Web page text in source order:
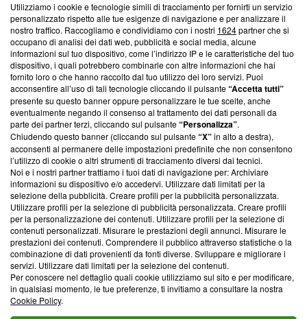
Questa sezione offre informazioni trasparenti su Blasting
News, sui nostri processi editoriali e su come ci impegniamo a
creare news di qualità. Inoltre, afferma la nostra aderenza a
‘Trust Project - News with Integrity’Blasting News non è
ancora membro del programma, ma ha richiesto di farne
parte; Trust Project non ha ancora effettuato una verifica di
conformità agli standard.
Su di noi
Team editoriale
Corporate
Redazione
Informativa Privacy
Cookie Policy
Blasting SA, IDI CHE-247.845.224, Via Carlo Frasca, 3 - 6900
Lugano (Svizzera) Tel:+39 0690258937
© 2026 Blasting News
Utilizziamo i cookie e tecnologie simili di tracciamento per fornirti un servizio
personalizzato rispetto alle tue esigenze di navigazione e per analizzare il
nostro traffico. Raccogliamo e condividiamo con i nostri 1624partner che si
occupano di analisi dei dati web, pubblicità e social media, alcune
informazioni sul tuo dispositivo, come l’indirizzo IP e le caratteristiche del tuo
dispositivo, i quali potrebbero combinarle con altre informazioni che hai
fornito loro o che hanno raccolto dal tuo utilizzo dei loro servizi. Puoi
acconsentire all’uso di tali tecnologie cliccando il pulsante“Accetta tutti”
presente su questo banner oppure personalizzare le tue scelte, anche
eventualmente negando il consenso al trattamento dei dati personali da
parte dei partner terzi, cliccando sul pulsante“Personalizza”.
Chiudendo questo banner (cliccando sul pulsante“X”in alto a destra),
acconsenti al permanere delle impostazioni predefinite che non consentono
l’utilizzo di cookie o altri strumenti di tracciamento diversi dai tecnici.
Noi e i nostri partner trattiamo i tuoi dati di navigazione per: Archiviare
informazioni su dispositivo e/o accedervi. Utilizzare dati limitati per la
selezione della pubblicità. Creare profili per la pubblicità personalizzata.
Utilizzare profili per la selezione di pubblicità personalizzata. Creare profili
per la personalizzazione dei contenuti. Utilizzare profili per la selezione di
contenuti personalizzati. Misurare le prestazioni degli annunci. Misurare le
prestazioni dei contenuti. Comprendere il pubblico attraverso statistiche o la
combinazione di dati provenienti da fonti diverse. Sviluppare e migliorare i
servizi. Utilizzare dati limitati per la selezione dei contenuti.
Per conoscere nel dettaglio quali cookie utilizziamo sul sito e per modificare,
in qualsiasi momento, le tue preferenze, ti invitiamo a consultare la nostra
Cookie Policy.